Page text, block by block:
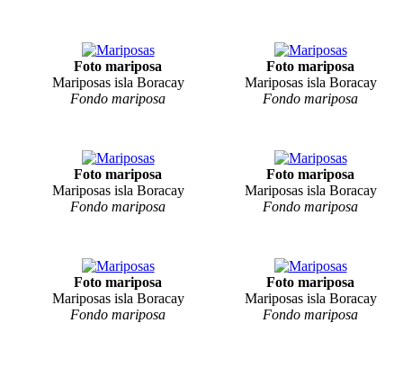
Foto mariposa
Mariposas isla Boracay
Fondo mariposa
Foto mariposa
Mariposas isla Boracay
Fondo mariposa
Foto mariposa
Mariposas isla Boracay
Fondo mariposa
Foto mariposa
Mariposas isla Boracay
Fondo mariposa
Foto mariposa
Mariposas isla Boracay
Fondo mariposa
Foto mariposa
Mariposas isla Boracay
Fondo mariposa